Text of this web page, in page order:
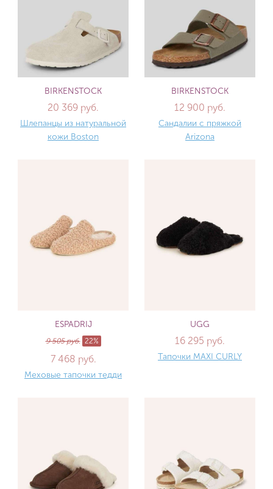
BIRKENSTOCK
20 369 руб.
Шлепанцы из натуральной
кожи Boston
BIRKENSTOCK
12 900 руб.
Сандалии с пряжкой
Arizona
ESPADRIJ
9 505 руб. 22%
7 468 руб.
Меховые тапочки тедди
UGG
16 295 руб.
Тапочки MAXI CURLY